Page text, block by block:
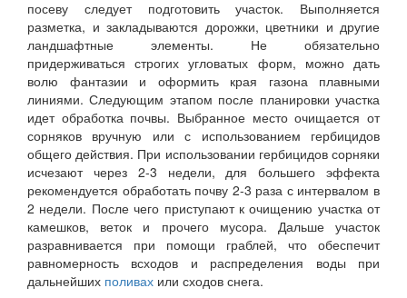
посеву следует подготовить участок. Выполняется
разметка, и закладываются дорожки, цветники и другие
ландшафтные элементы. Не обязательно
придерживаться строгих угловатых форм, можно дать
волю фантазии и оформить края газона плавными
линиями. Следующим этапом после планировки участка
идет обработка почвы. Выбранное место очищается от
сорняков вручную или с использованием гербицидов
общего действия. При использовании гербицидов сорняки
исчезают через 2-3 недели, для большего эффекта
рекомендуется обработать почву 2-3 раза с интервалом в
2 недели. После чего приступают к очищению участка от
камешков, веток и прочего мусора. Дальше участок
разравнивается при помощи граблей, что обеспечит
равномерность всходов и распределения воды при
дальнейших поливах или сходов снега.